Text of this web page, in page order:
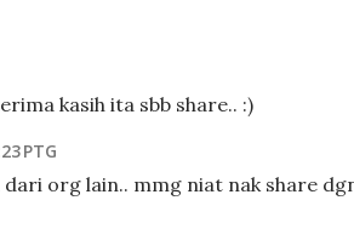
kasih ita sbb share.. :)
PTG
org lain.. mmg niat nak share